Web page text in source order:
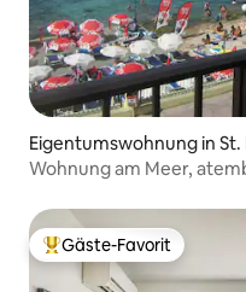
Eigentumswohnung in St.
Wohnung am Meer,
Beliebter Gäste-Favorit.
Gäste-Favorit